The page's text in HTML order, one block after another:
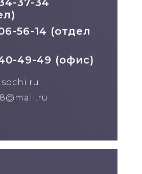
37-34
56-14 (отдел
49-49 (офис)